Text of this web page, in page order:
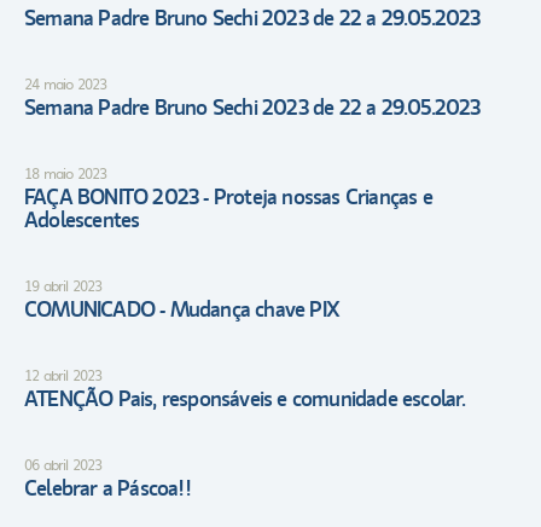
Semana Padre Bruno Sechi 2023 de 22 a 29.05.2023
24 maio 2023
Semana Padre Bruno Sechi 2023 de 22 a 29.05.2023
18 maio 2023
FAÇA BONITO 2023 - Proteja nossas Crianças e
Adolescentes
19 abril 2023
COMUNICADO - Mudança chave PIX
12 abril 2023
ATENÇÃO Pais, responsáveis e comunidade escolar.
06 abril 2023
Celebrar a Páscoa!!